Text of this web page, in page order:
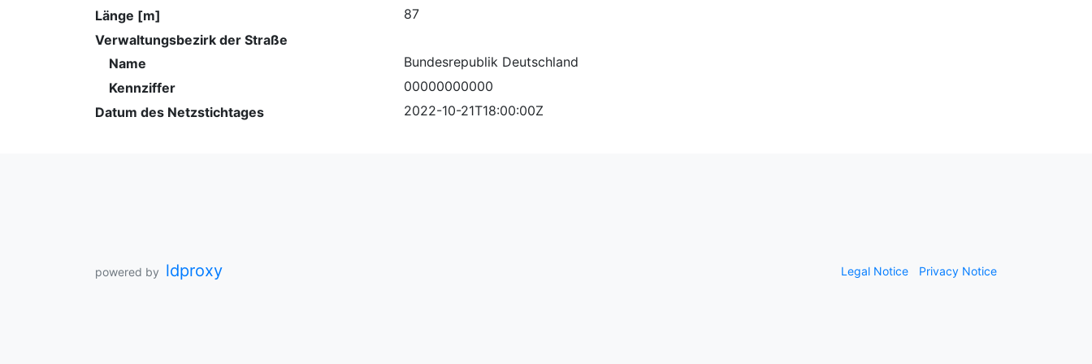
Länge [m]
87
Verwaltungsbezirk der Straße
Name
Bundesrepublik Deutschland
Kennziffer
00000000000
Datum des Netzstichtages
2022-10-21T18:00:00Z
powered by ldproxy Legal Notice Privacy Notice